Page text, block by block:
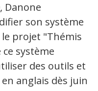
Danone
son système
projet "Thémis
système
des outils et
anglais dès juin